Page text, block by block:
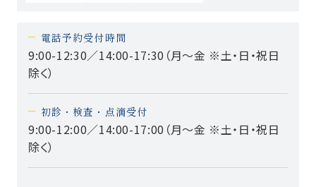
電話予約受付時間
9:00-12:30／14:00-17:30（月～金 ※土・日・祝日
除く）
初診・検査・点滴受付
9:00-12:00／14:00-17:00（月～金 ※土・日・祝日
除く）